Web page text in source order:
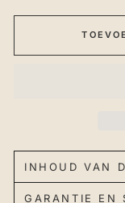
INHOUD VAN
GARANTIE EN